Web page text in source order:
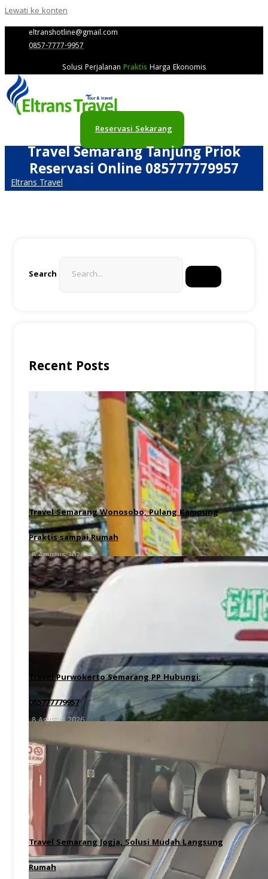
Lewati ke konten
eltranshotline@gmail.com
0857-7777-9957
Solusi Perjalanan Praktis Harga Ekonomis
Reservasi Sekarang
Travel Semarang Tanjung Priok
Reservasi Online 085777779957
Eltrans Travel
Search
Recent Posts
Travel Semarang Wonosobo, Pulang Kampung
Praktis sampai Rumah
8 Agustus 2026
Travel Purwokerto Semarang PP Hubungi:
085777779957
8 Agustus 2026
Travel Semarang Jogja, Solusi Mudah Langsung
Rumah